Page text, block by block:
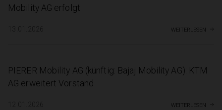
Mobility AG erfolgt
13.01.2026 weiterlesen
PIERER Mobility AG (künftig: Bajaj Mobility AG): KTM
AG erweitert Vorstand
12.01.2026 weiterlesen